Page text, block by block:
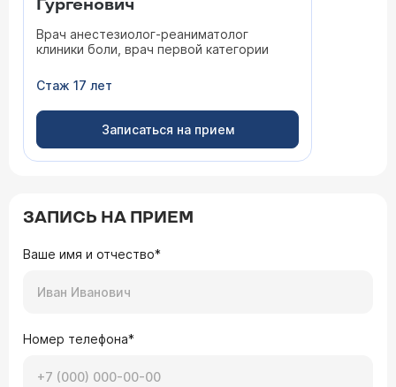
Гургенович
Врач анестезиолог-реаниматолог
клиники боли, врач первой категории
Стаж 17 лет
Записаться на прием
ЗАПИСЬ НА ПРИЕМ
Ваше имя и отчество*
Номер телефона*